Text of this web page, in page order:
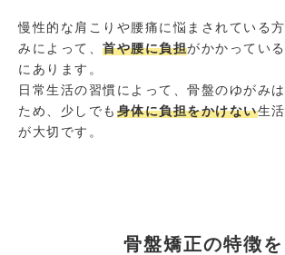
慢性的な肩こりや腰痛に悩まされている
みによって、 首や腰に負担がかかってい
にあります。
日常生活の習慣によって、骨盤のゆがみ
ため、少しでも 身体に負担をかけない生
が大切です。
骨盤矯正の特徴を